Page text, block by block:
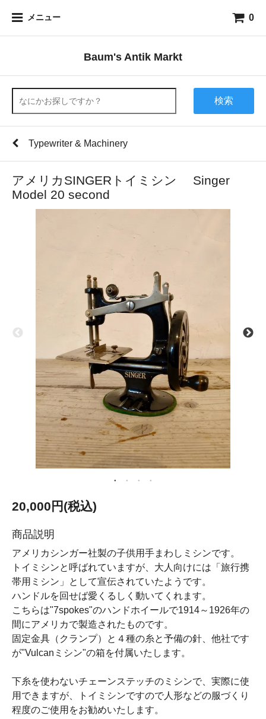
メニュー 0
Baum's Antik Markt
検索
Typewriter & Machinery
アメリカSINGERトイミシン Singer
Model 20 second
20,000円(税込)
商品説明
アメリカシンガー社製の子供用手まわしミシンです。
トイミシンと呼ばれていますが、大人向けには「旅行携
帯用ミシン」として宣伝されていたようです。
ハンドルを回せば愛くるしく動いてくれます。
こちらは"7spokes"のハンドホイールで1914～1926年の
間にアメリカで製造されたものです。
固定金具（クランプ）と４種の糸と予備の針、他社です
が"Vulcanミシン"の箱を付属いたします。
下糸を使わないチェーンステッチのミシンで、実際に使
用できますが、トイミシンですので人形などの服づくり
程度のご使用をお勧めいたします。